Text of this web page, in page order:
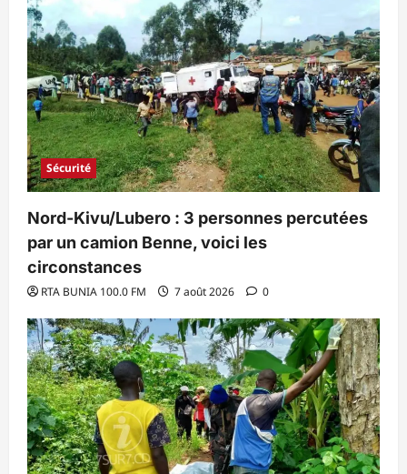
Sécurité
Nord-Kivu/Lubero : 3 personnes percutées
par un camion Benne, voici les
circonstances
RTA BUNIA 100.0 FM 7 août 2026 0